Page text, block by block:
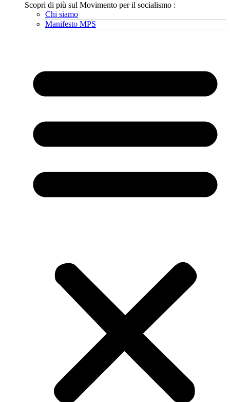
Scopri di più sul Movimento per il socialismo :
Chi siamo
Manifesto MPS